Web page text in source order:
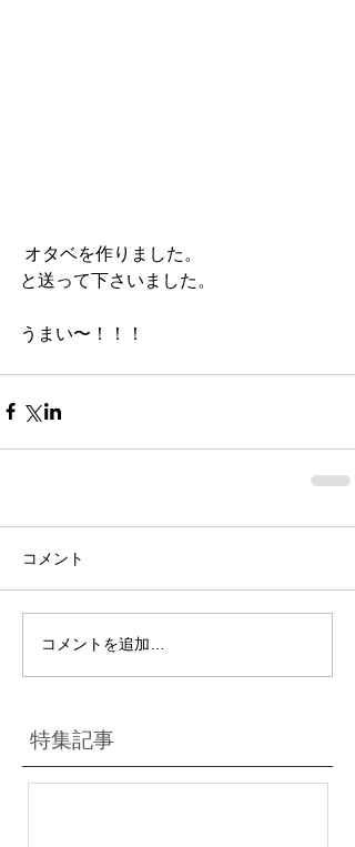
オタベを作りました。
と送って下さいました。
うまい〜！！！
コメント
コメントを追加…
特集記事